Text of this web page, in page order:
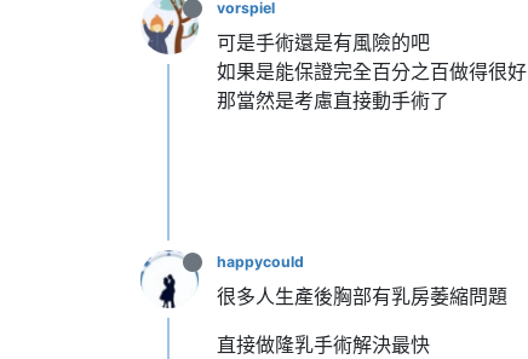
vorspiel
可是手術還是有風險的吧
如果是能保證完全百分之百做得很好
那當然是考慮直接動手術了
happycould
很多人生產後胸部有乳房萎縮問題
直接做隆乳手術解決最快